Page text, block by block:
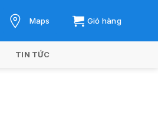
Maps Giỏ hàng
TIN TỨC